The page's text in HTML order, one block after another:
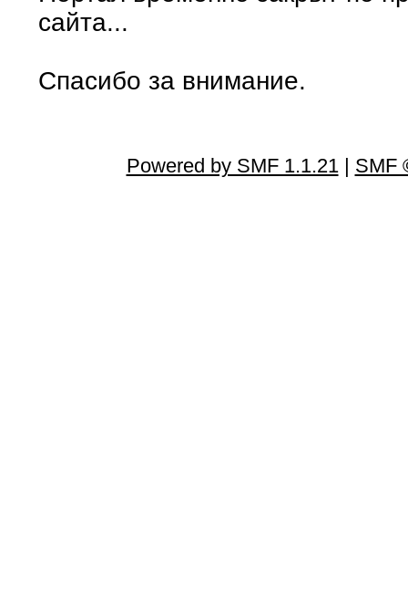
сайта...
Спасибо за внимание.
Powered by SMF 1.1.21| SMF